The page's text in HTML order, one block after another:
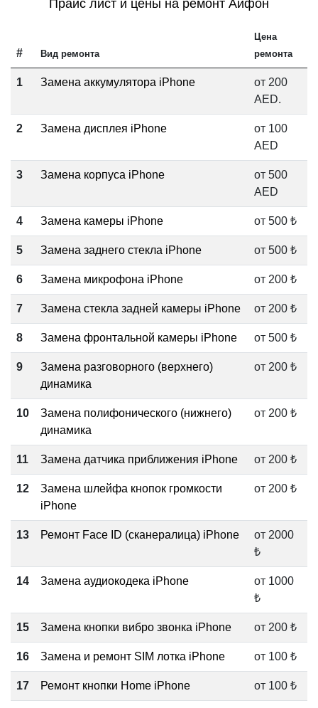
Прайс лист и цены на ремонт Айфон
# Вид ремонта
Цена
ремонта
1 Замена аккумулятора iPhone
от 200
AED.
2 Замена дисплея iPhone
от 100
AED
3 Замена корпуса iPhone
от 500
AED
4 Замена камеры iPhone от 500 ₺
5 Замена заднего стекла iPhone от 500 ₺
6 Замена микрофона iPhone от 200 ₺
7 Замена стекла задней камеры iPhone от 200 ₺
8 Замена фронтальной камеры iPhone от 500 ₺
9
Замена разговорного (верхнего)
динамика
от 200 ₺
10
Замена полифонического (нижнего)
динамика
от 200 ₺
11 Замена датчика приближения iPhone от 200 ₺
12
Замена шлейфа кнопок громкости
iPhone
от 200 ₺
13 Ремонт Face ID (сканералица) iPhone
от 2000
₺
14 Замена аудиокодека iPhone
от 1000
₺
15 Замена кнопки вибро звонка iPhone от 200 ₺
16 Замена и ремонт SIM лотка iPhone от 100 ₺
17 Ремонт кнопки Home iPhone от 100 ₺